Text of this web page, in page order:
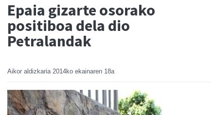
Epaia gizarte osorako
positiboa dela dio
Petralandak
Aikor aldizkaria 2014ko ekainaren 18a